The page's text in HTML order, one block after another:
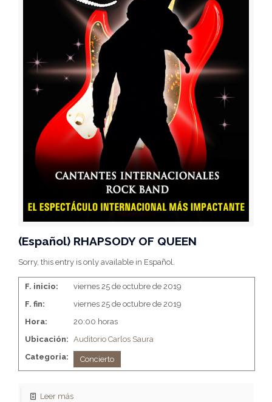
(Español) RHAPSODY OF QUEEN
Sorry, this entry is only available in Español.
F. inicio:
viernes 25 de octubre de 2019
F. fin:
viernes 25 de octubre de 2019
Hora:
20:00 horas
Ubicación: Auditorio Carlos Saura
Categoria:
Concierto
Leer más